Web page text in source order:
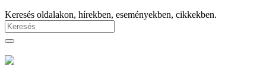
Keresés oldalakon, hírekben, eseményekben, cikkekben.